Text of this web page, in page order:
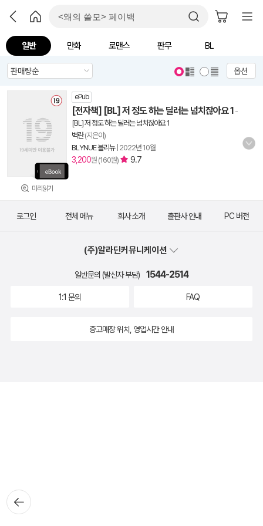
일반 만화 로맨스 판무 BL
옵션
미리읽기
ePub
[전자책] [BL] 저 정도 하는 딜러는 넘치잖아요 1 -
[BL] 저 정도 하는 딜러는 넘치잖아요 1
벽란(지은이)
BLYNUE 블리뉴| 2022년 10월
3,200원 (160원) 9.7
뒤로가
기
로그인 전체 메뉴 회사 소개 출판사 안내 PC 버전
(주)알라딘커뮤니케이션
일반문의 (발신자 부담) 1544-2514
1:1 문의 FAQ
중고매장 위치, 영업시간 안내